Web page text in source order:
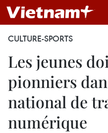
CULTURE-SPORTS
Les jeunes
pionniers
national de
numérique